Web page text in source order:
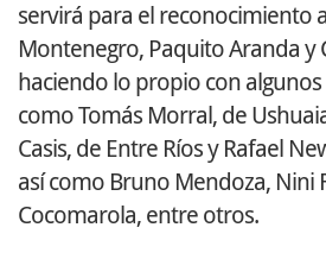
servirá para el reconocimiento
Montenegro, Paquito Aranda y
haciendo lo propio con
como Tomás Morral, de
Casis, de Entre Ríos y Rafael
así como Bruno Mendoza, Nini
Cocomarola, entre otros.